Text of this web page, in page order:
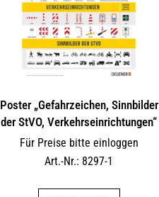
Poster „Gefahrzeichen, Sinnbilder
der StVO, Verkehrseinrichtungen“
Für Preise bitte einloggen
Art.-Nr.: 8297-1